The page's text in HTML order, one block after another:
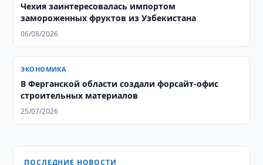
Чехия заинтересовалась импортом
замороженных фруктов из Узбекистана
06/08/2026
ЭКОНОМИКА
В Ферганской области создали форсайт-офис
строительных материалов
25/07/2026
ПОСЛЕДНИЕ НОВОСТИ